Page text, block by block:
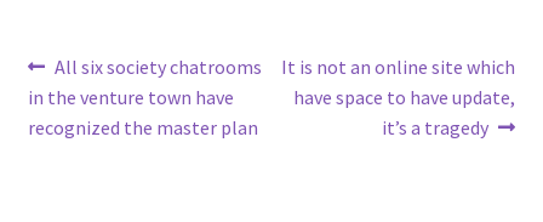
Post
navigation
Previous
post:
All six society chatrooms
in the venture town have
recognized the master plan
Next
post:
It is not an online site which
have space to have update,
it’s a tragedy